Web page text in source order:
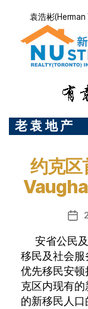
袁浩彬
老 袁 地 产
约克区
发
日
期
安省公民
移民及社会
优先移民安
克区内现有
的新移民人口